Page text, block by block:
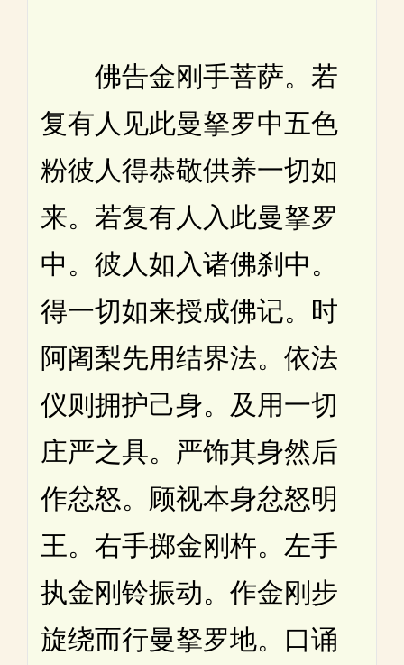
佛告金刚手菩萨。若
复有人见此曼拏罗中五色
粉彼人得恭敬供养一切如
来。若复有人入此曼拏罗
中。彼人如入诸佛刹中。
得一切如来授成佛记。时
阿阇梨先用结界法。依法
仪则拥护己身。及用一切
庄严之具。严饰其身然后
作忿怒。顾视本身忿怒明
王。右手掷金刚杵。左手
执金刚铃振动。作金刚步
旋绕而行曼拏罗地。口诵